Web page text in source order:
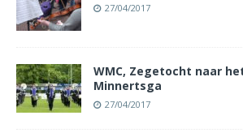
27/04/2017
WMC, Zegetocht naar
Minnertsga
27/04/2017